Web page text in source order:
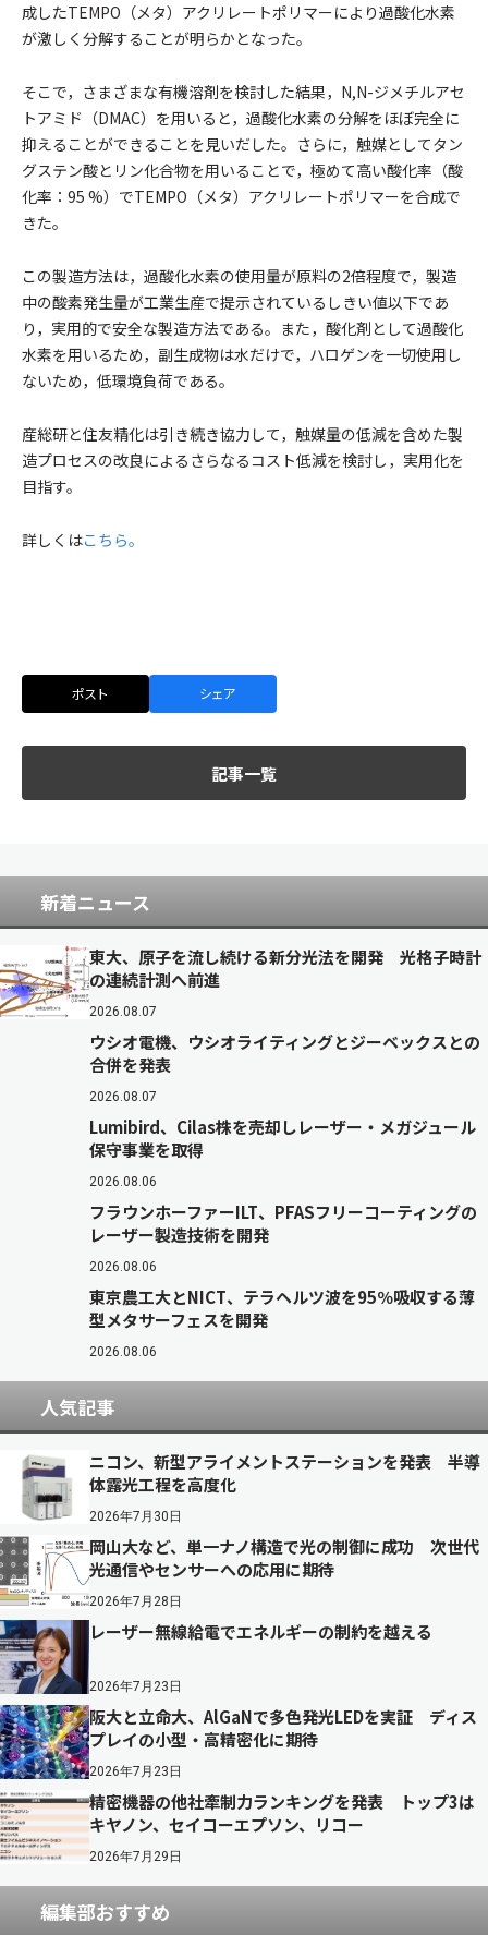
成したTEMPO（メタ）アクリレートポリマーにより過酸化水素
が激しく分解することが明らかとなった。
そこで，さまざまな有機溶剤を検討した結果，N,N-ジメチルアセ
トアミド（DMAC）を用いると，過酸化水素の分解をほぼ完全に
抑えることができることを見いだした。さらに，触媒としてタン
グステン酸とリン化合物を用いることで，極めて高い酸化率（酸
化率：95 %）でTEMPO（メタ）アクリレートポリマーを合成で
きた。
この製造方法は，過酸化水素の使用量が原料の2倍程度で，製造
中の酸素発生量が工業生産で提示されているしきい値以下であ
り，実用的で安全な製造方法である。また，酸化剤として過酸化
水素を用いるため，副生成物は水だけで，ハロゲンを一切使用し
ないため，低環境負荷である。
産総研と住友精化は引き続き協力して，触媒量の低減を含めた製
造プロセスの改良によるさらなるコスト低減を検討し，実用化を
目指す。
詳しくはこちら。
ポスト シェア
記事一覧
新着ニュース
東大、原子を流し続ける新分光法を開発 光格子時計
の連続計測へ前進
2026.08.07
ウシオ電機、ウシオライティングとジーベックスとの
合併を発表
2026.08.07
Lumibird、Cilas株を売却しレーザー・メガジュール
保守事業を取得
2026.08.06
フラウンホーファーILT、PFASフリーコーティングの
レーザー製造技術を開発
2026.08.06
東京農工大とNICT、テラヘルツ波を95％吸収する薄
型メタサーフェスを開発
2026.08.06
人気記事
ニコン、新型アライメントステーションを発表 半導
体露光工程を高度化
2026年7月30日
岡山大など、単一ナノ構造で光の制御に成功 次世代
光通信やセンサーへの応用に期待
2026年7月28日
レーザー無線給電でエネルギーの制約を越える
2026年7月23日
阪大と立命大、AlGaNで多色発光LEDを実証 ディス
プレイの小型・高精密化に期待
2026年7月23日
精密機器の他社牽制力ランキングを発表 トップ3は
キヤノン、セイコーエプソン、リコー
2026年7月29日
編集部おすすめ